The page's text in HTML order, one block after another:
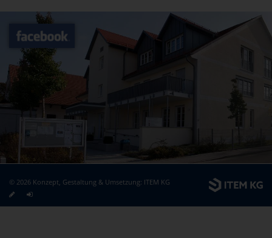
© 2026 Konzept, Gestaltung & Umsetzung: ITEM KG